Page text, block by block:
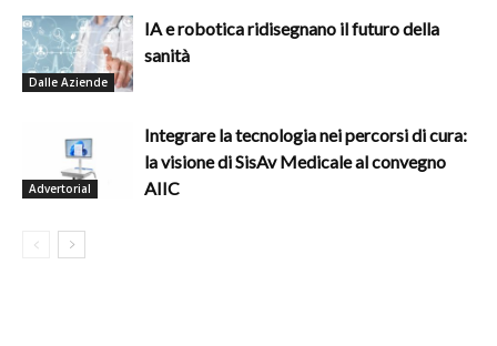
Dalle Aziende
IA e robotica ridisegnano il futuro della
sanità
Advertorial
Integrare la tecnologia nei percorsi di cura:
la visione di SisAv Medicale al convegno
AIIC